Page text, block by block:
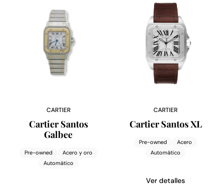
CARTIER
Cartier Santos
Galbee
Pre-owned
Acero y oro
Automático
CARTIER
Cartier Santos XL
Pre-owned
Acero
Automático
Ver detalles